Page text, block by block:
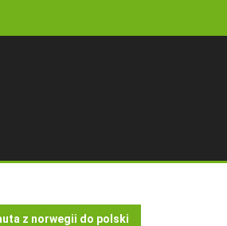
z norwegii do polski